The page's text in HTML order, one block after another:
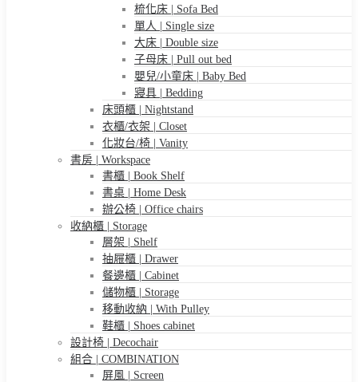
梳化床 | Sofa Bed
單人 | Single size
大床 | Double size
子母床 | Pull out bed
嬰兒/小童床 | Baby Bed
寢具 | Bedding
床頭櫃 | Nightstand
衣櫃/衣架 | Closet
化妝台/椅 | Vanity
書房 | Workspace
書櫃 | Book Shelf
書桌 | Home Desk
辦公椅 | Office chairs
收納櫃 | Storage
層架 | Shelf
抽屜櫃 | Drawer
餐邊櫃 | Cabinet
儲物櫃 | Storage
移動收納 | With Pulley
鞋櫃 | Shoes cabinet
設計椅 | Decochair
組合 | COMBINATION
屏風 | Screen